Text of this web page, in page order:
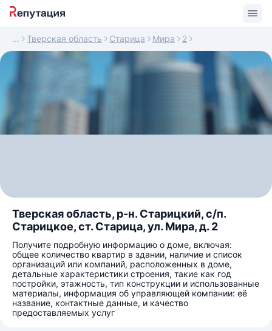
Тверская область Старица Мира 2
Тверская область, р-н. Старицкий, с/п.
Старицкое, ст. Старица, ул. Мира, д. 2
Получите подробную информацию о доме, включая:
общее количество квартир в здании, наличие и список
организаций или компаний, расположенных в доме,
детальные характеристики строения, такие как год
постройки, этажность, тип конструкции и использованные
материалы, информация об управляющей компании: её
название, контактные данные, и качество
предоставляемых услуг